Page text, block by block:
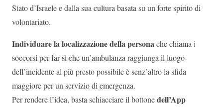
Stato d’Israele e dalla sua cultura basata su un forte spirito di
volontariato.
Individuare la localizzazione della personache chiama i
soccorsi per far sì che un’ambulanza raggiunga il luogo
dell’incidente al più presto possibile è senz’altro la sfida
maggiore per un servizio di emergenza.
Per rendere l’idea, basta schiacciare il bottonedell’App